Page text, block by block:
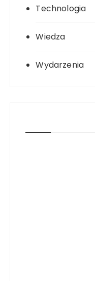
Technologia
Wiedza
Wydarzenia